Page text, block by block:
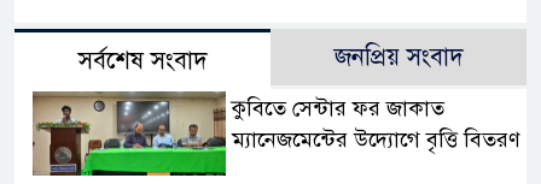
সর্বশেষ সংবাদ জনপ্রিয় সংবাদ
কুবিতে সেন্টার ফর জাকাত
ম্যানেজমেন্টের উদ্যোগে বৃত্তি বিতরণ